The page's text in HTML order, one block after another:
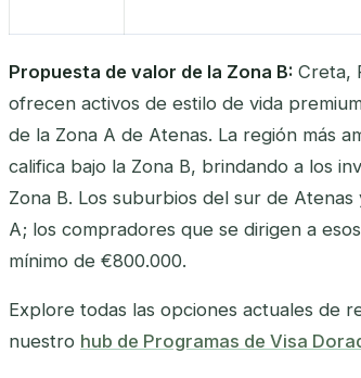
Propuesta de valor de la Zona B: Creta,
ofrecen activos de estilo de vida
de la Zona A de Atenas. La región más
califica bajo la Zona B, brindando a los
Zona B. Los suburbios del sur de
A; los compradores que se dirigen a
mínimo de €800.000.
Explore todas las opciones actuales de
nuestro hub de Programas de Visa